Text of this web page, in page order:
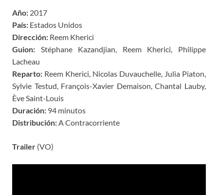
Año: 2017
País: Estados Unidos
Dirección: Reem Kherici
Guion: Stéphane Kazandjian, Reem Kherici, Philippe
Lacheau
Reparto: Reem Kherici, Nicolas Duvauchelle, Julia Piaton,
Sylvie Testud, François-Xavier Demaison, Chantal Lauby,
Ève Saint-Louis
Duración: 94 minutos
Distribución:A Contracorriente
Trailer (VO)